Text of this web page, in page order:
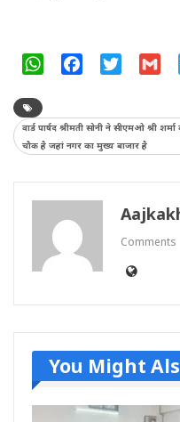
WhatsAppFacebookTwitter
वार्ड पार्षद श्रीमती सोनी ने सीएमओ श्री
चौक है जहां नगर का मुख्य बाजार है
Comments
You Might